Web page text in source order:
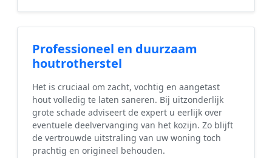
Professioneel en duurzaam
houtrotherstel
Het is cruciaal om zacht, vochtig en aangetast
hout volledig te laten saneren. Bij uitzonderlijk
grote schade adviseert de expert u eerlijk over
eventuele deelvervanging van het kozijn. Zo blijft
de vertrouwde uitstraling van uw woning toch
prachtig en origineel behouden.